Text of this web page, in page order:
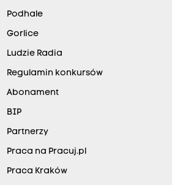
Podhale
Gorlice
Ludzie Radia
Regulamin konkursów
Abonament
BIP
Partnerzy
Praca na Pracuj.pl
Praca Kraków